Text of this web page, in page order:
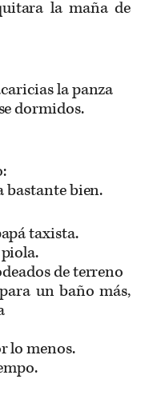
la maña de
la panza
dormidos.
bastante bien.
taxista.
de terreno
un baño más,
lo menos.